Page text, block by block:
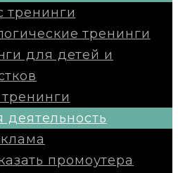
тренинги
тренинги
для детей и
деятельность
промоутера